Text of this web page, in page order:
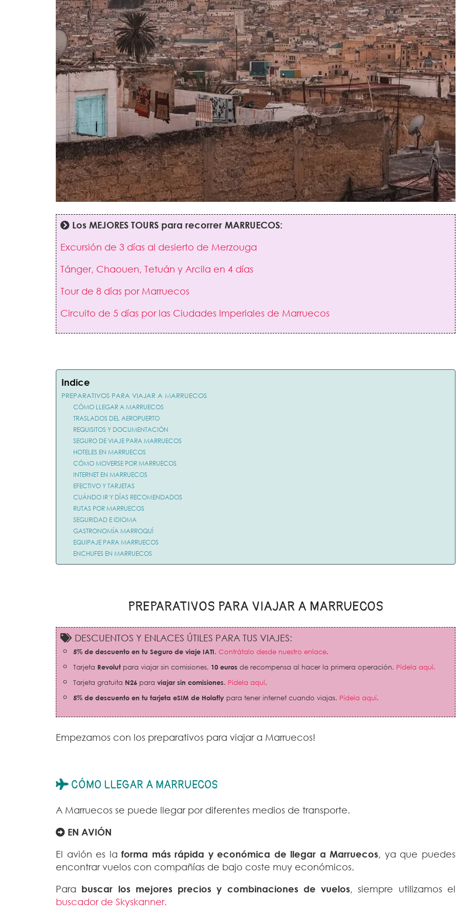
Los MEJORES TOURS para recorrer MARRUECOS:
Excursión de 3 días al desierto de Merzouga
Tánger, Chaouen, Tetuán y Arcila en 4 días
Tour de 8 días por Marruecos
Circuito de 5 días por las Ciudades Imperiales de Marruecos
Indice
PREPARATIVOS PARA VIAJAR A MARRUECOS
CÓMO LLEGAR A MARRUECOS
TRASLADOS DEL AEROPUERTO
REQUISITOS Y DOCUMENTACIÓN
SEGURO DE VIAJE PARA MARRUECOS
HOTELES EN MARRUECOS
CÓMO MOVERSE POR MARRUECOS
INTERNET EN MARRUECOS
EFECTIVO Y TARJETAS
CUÁNDO IR Y DÍAS RECOMENDADOS
RUTAS POR MARRUECOS
SEGURIDAD E IDIOMA
GASTRONOMÍA MARROQUÍ
EQUIPAJE PARA MARRUECOS
ENCHUFES EN MARRUECOS
PREPARATIVOS PARA VIAJAR A MARRUECOS
DESCUENTOS Y ENLACES ÚTILES PARA TUS VIAJES:
5% de descuento en tu Seguro de viaje IATI. Contrátalo desde nuestro enlace.
Tarjeta Revolut para viajar sin comisiones, 10 euros de recompensa al hacer la primera operación. Pídela aquí.
Tarjeta gratuita N26 para viajar sin comisiones. Pídela aquí.
5% de descuento en tu tarjeta eSIM de Holafly para tener internet cuando viajas. Pídela aquí.
Empezamos con los preparativos para viajar a Marruecos!
CÓMO LLEGAR A MARRUECOS
A Marruecos se puede llegar por diferentes medios de transporte.
EN AVIÓN
El avión es laforma más rápida y económica de llegar a Marruecos, ya que puedes
encontrar vuelos con compañías de bajo coste muy económicos.
Para buscar los mejores precios y combinaciones de vuelos, siempre utilizamos el
buscador de Skyskanner.